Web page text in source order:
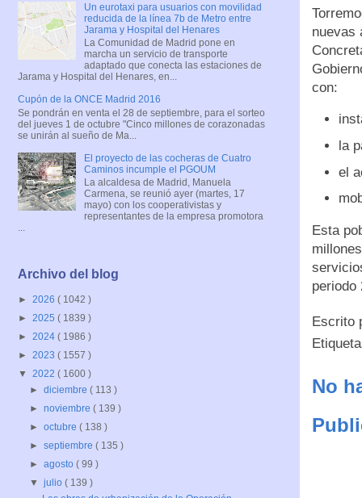
nuevas
con:
la
el
Esta
periodo
Escrito
No
Un eurotaxi para usuarios con movilidad
reducida de la línea 7b de Metro entre
Jarama y Hospital del Henares
La Comunidad de Madrid pone en
marcha un servicio de transporte
adaptado que conecta las estaciones de
Jarama y Hospital del Henares, en...
Cupón de la ONCE Madrid 2016
Se pondrán en venta el 28 de septiembre, para el sorteo
del jueves 1 de octubre "Cinco millones de corazonadas
se unirán al sueño de Ma...
El proyecto de las cocheras de Cuatro
Caminos incumple el PGOUM
La alcaldesa de Madrid, Manuela
Carmena, se reunió ayer (martes, 17
mayo) con los cooperativistas y
representantes de la empresa promotora
...
Archivo del blog
► 2026 ( 1042 )
► 2025 ( 1839 )
► 2024 ( 1986 )
► 2023 ( 1557 )
▼ 2022 ( 1600 )
►diciembre( 113 )
►noviembre( 139 )
►octubre( 138 )
►septiembre( 135 )
►agosto( 99 )
▼julio( 139 )